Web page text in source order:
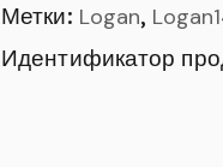
Метки: Logan,
Идентификатор